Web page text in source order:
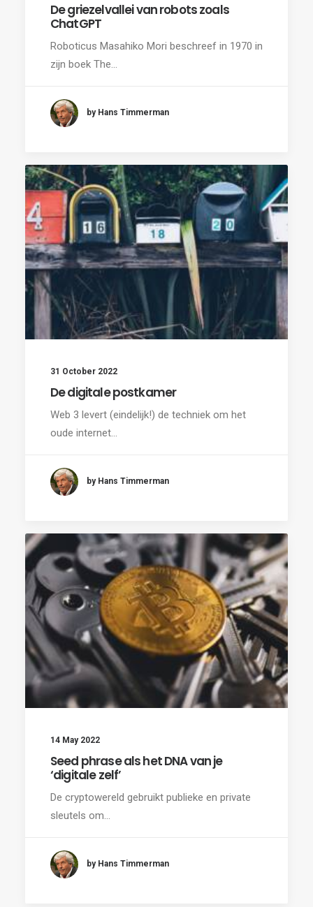
De griezelvallei van robots zoals
ChatGPT
Roboticus Masahiko Mori beschreef in 1970 in
zijn boek The…
by Hans Timmerman
31 October 2022
De digitale postkamer
Web 3 levert (eindelijk!) de techniek om het
oude internet…
by Hans Timmerman
14 May 2022
Seed phrase als het DNA van je
‘digitale zelf’
De cryptowereld gebruikt publieke en private
sleutels om…
by Hans Timmerman